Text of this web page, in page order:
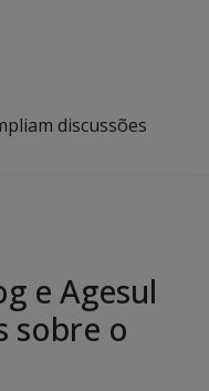
discussões
e Agesul
sobre o